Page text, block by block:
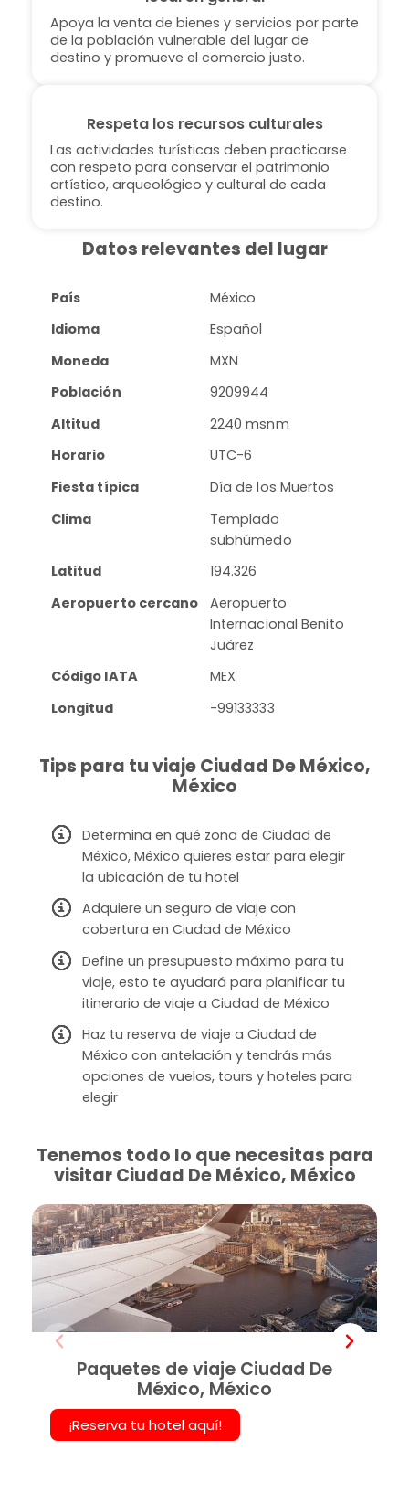
Apoya la venta de bienes y servicios por parte
de la población vulnerable del lugar de
destino y promueve el comercio justo.
Respeta los recursos culturales
Las actividades turísticas deben practicarse
con respeto para conservar el patrimonio
artístico, arqueológico y cultural de cada
destino.
Datos relevantes del lugar
País
México
Idioma
Español
Moneda
MXN
Población
9209944
Altitud
2240 msnm
Horario
UTC-6
Fiesta típica
Día de los Muertos
Clima
Templado
subhúmedo
Latitud
194.326
Aeropuerto cercano
Aeropuerto
Internacional Benito
Juárez
Código IATA
MEX
Longitud
-99133333
Tips para tu viaje Ciudad De México,
México
Determina en qué zona de Ciudad de
México, México quieres estar para elegir
la ubicación de tu hotel
Adquiere un seguro de viaje con
cobertura en Ciudad de México
Define un presupuesto máximo para tu
viaje, esto te ayudará para planificar tu
itinerario de viaje a Ciudad de México
Haz tu reserva de viaje a Ciudad de
México con antelación y tendrás más
opciones de vuelos, tours y hoteles para
elegir
Tenemos todo lo que necesitas para
visitar Ciudad De México, México
Paquetes de viaje Ciudad De
México, México
¡Reserva tu hotel aquí!